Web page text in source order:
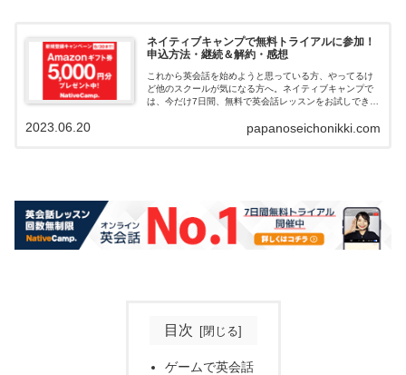
ネイティブキャンプで無料トライアルに参加！
申込方法・継続＆解約・感想
これから英会話を始めようと思っている方、やってるけ
ど他のスクールが気になる方へ。ネイティブキャンプで
は、今だけ7日間、無料で英会話レッスンをお試しできま
Amazonギフト券5000円分がもらるキャンペーンをやっ
papanoseichonikki.com
2023.06.20
目次
ゲームで英会話